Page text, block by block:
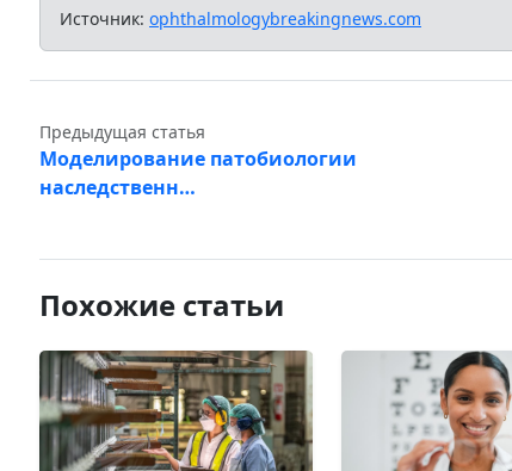
Источник: ophthalmologybreakingnews.com
Предыдущая статья
Моделирование патобиологии
наследственн…
Похожие статьи